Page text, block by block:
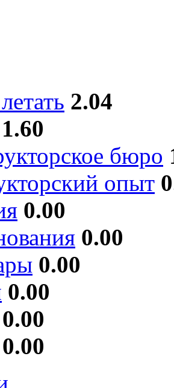
2.04
1.60
бюро
опыт
0.00
0.00
0.00
0.00
0.00
0.00